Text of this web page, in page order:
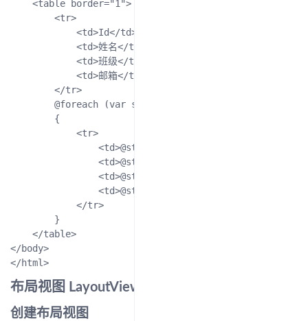
    <table border="1">
        <tr>
            <td>Id</td>
            <td>姓名</td>
            <td>班级</td>
            <td>邮箱</td>
        </tr>
        @foreach (var student in Model)
        {
            <tr>
                <td>@student.Id</td>
                <td>@student.Name</td>
                <td>@student.ClassName</td>
                <td>@student.Email</td>
            </tr>
        }
    </table>
</body>
布局视图 LayoutView
创建布局视图